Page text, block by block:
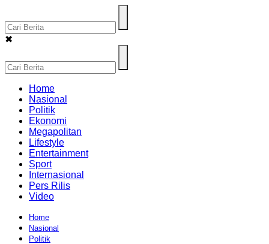
✖
Home
Nasional
Politik
Ekonomi
Megapolitan
Lifestyle
Entertainment
Sport
Internasional
Pers Rilis
Video
Home
Nasional
Politik